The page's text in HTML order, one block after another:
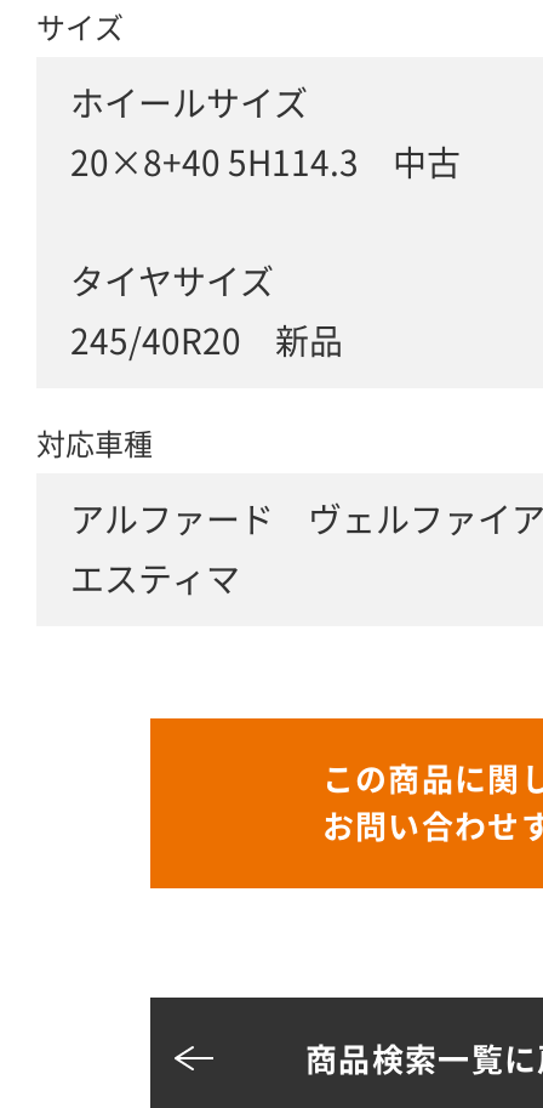
サイズ
ホイールサイズ
20×8+40 5H114.3 中古
タイヤサイズ
245/40R20 新品
対応車種
アルファード ヴェルファ
エスティマ
この商品に関
お問い合わせ
商品検索一覧